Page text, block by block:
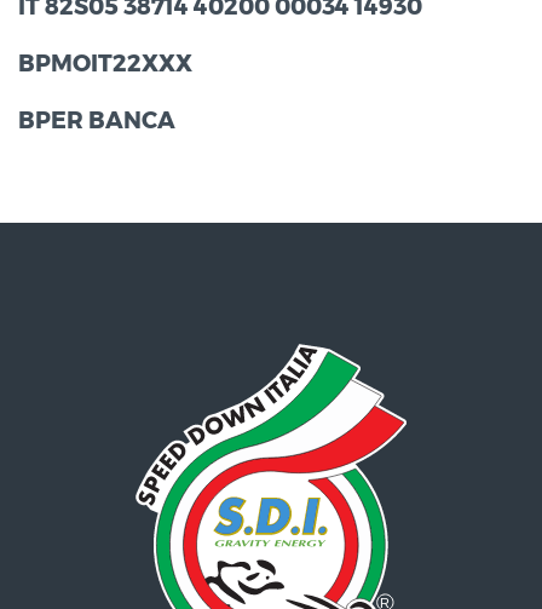
IT 82S05 38714 40200 00034 14930
BPMOIT22XXX
BPER BANCA